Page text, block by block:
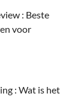
: Beste
voor
: Wat is het